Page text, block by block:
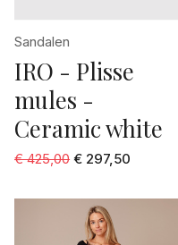
Sandalen
IRO - Plisse
mules -
Ceramic white
€ 425,00 € 297,50